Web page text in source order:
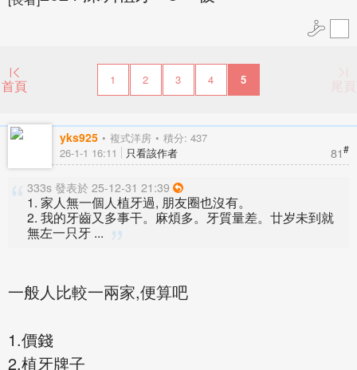
首頁 1 2 3 4 5 尾頁
yks925 複式洋房 積分: 437
81#
26-1-1 16:11 只看該作者
333s 發表於 25-12-31 21:39
1. 家人無一個人植牙過, 朋友圈也沒有。
2. 我的牙齒又多事干。麻煩多。牙質量差。廿岁未到就
無左一只牙 ...
一般人比較一兩家,便算吧
1.價錢
2.植牙牌子